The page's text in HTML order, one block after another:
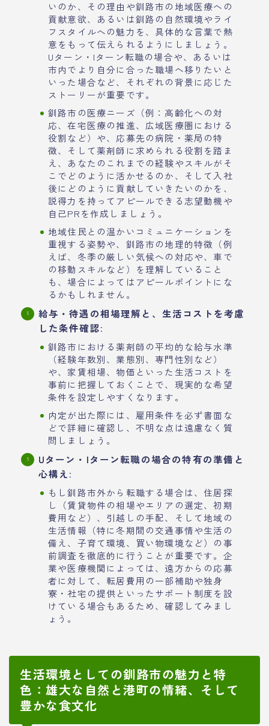
いのか、その理由や釧路市の地域医療への
貢献意欲、あるいは釧路の自然環境やライ
フスタイルへの魅力を、具体的な言葉で熱
意をもって伝えられるようにしましょう。
Uターン・Iターン転職の場合や、あるいは
市内でより自分に合った職場へ移りたいと
いった場合など、それぞれの背景に応じた
ストーリーが重要です。
釧路市の医療ニーズ（例：高齢化への対
応、在宅医療の推進、広域医療圏における
役割など）や、応募先の病院・薬局の特
徴、そして薬剤師に求められる役割を踏ま
え、あなたのこれまでの経験やスキルがそ
こでどのように活かせるのか、そして入社
後にどのように貢献していきたいのかを、
説得力を持ってアピールできる志望動機や
自己PRを作成しましょう。
地域住民との温かいコミュニケーションを
重視する姿勢や、釧路市の地理的特徴（例
えば、冬季の厳しい気候への対応や、車で
の移動スキルなど）を理解していること
も、場合によってはアピールポイントにな
るかもしれません。
給与・待遇の相場理解と、生活コストを考慮
した条件確認:
釧路市における薬剤師の平均的な給与水準
（経験年数別、業態別、専門性別など）
や、家賃相場、物価といった生活コストを
事前に把握しておくことで、現実的な希望
条件を設定しやすくなります。
内定が出た際には、雇用条件を必ず書面な
どで詳細に確認し、不明な点は遠慮なく質
問しましょう。
Uターン・Iターン転職の場合の特有の準備と
心構え:
もし釧路市外から転職する場合は、住居探
し（賃貸物件の相場やエリアの選定、初期
費用など）、引越しの手配、そして地域の
生活情報（特に冬期間の交通事情や生活の
備え、子育て環境、買い物環境など）の事
前調査を徹底的に行うことが重要です。企
業や医療機関によっては、遠方からの応募
者に対して、転居費用の一部補助や独身
寮・社宅の提供といったサポート制度を設
けている場合もあるため、確認してみまし
ょう。
生活環境としての釧路市の魅力と特
色：雄大な自然と港町の情緒、そして
豊かな食文化